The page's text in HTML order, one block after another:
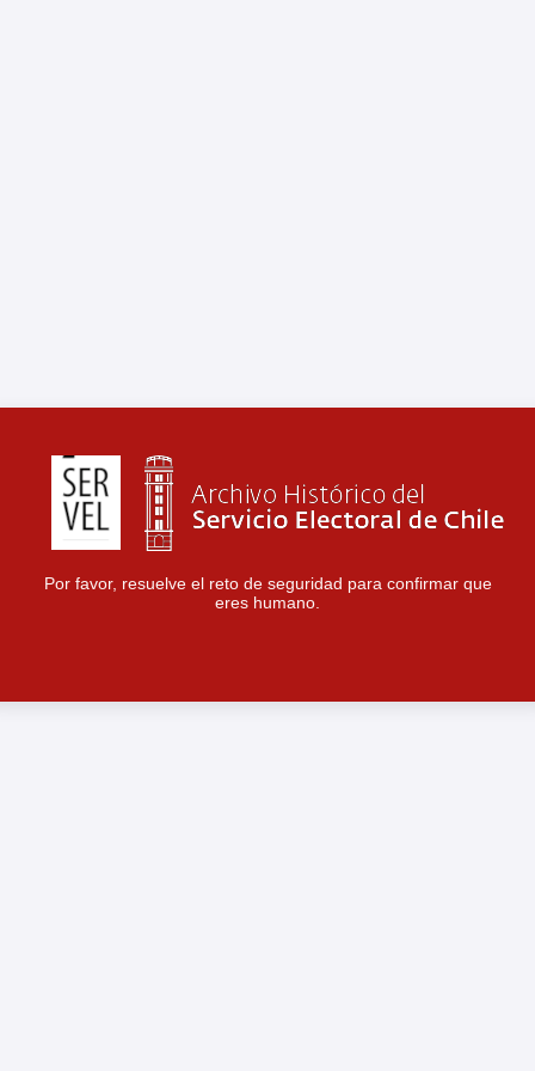
Por favor, resuelve el reto de seguridad para confirmar que
eres humano.